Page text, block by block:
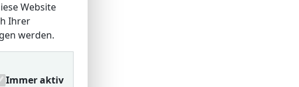
Website
Ihrer
werden.
Immer aktiv